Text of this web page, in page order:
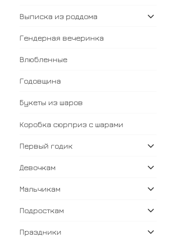
Выписка из роддома
Гендерная вечеринка
Влюбленные
Годовщина
Букеты из шаров
Коробка сюрприз с шарами
Первый годик
Девочкам
Мальчикам
Подросткам
Праздники